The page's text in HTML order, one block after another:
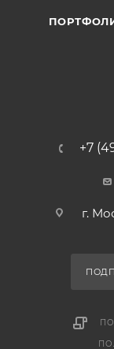
+7
г.